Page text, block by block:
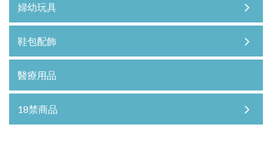
婦幼玩具
鞋包配飾
醫療用品
18禁商品